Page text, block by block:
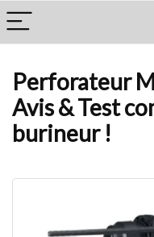
Perforateur
Avis & Test
burineur !